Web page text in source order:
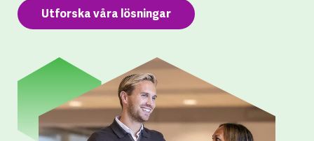
Utforska våra lösningar